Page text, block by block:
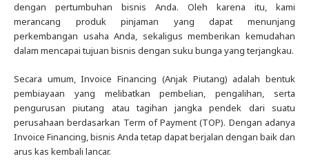
dengan pertumbuhan bisnis Anda. Oleh karena itu, kami
merancang produk pinjaman yang dapat menunjang
perkembangan usaha Anda, sekaligus memberikan kemudahan
dalam mencapai tujuan bisnis dengan suku bunga yang terjangkau.
Secara umum, Invoice Financing (Anjak Piutang) adalah bentuk
pembiayaan yang melibatkan pembelian, pengalihan, serta
pengurusan piutang atau tagihan jangka pendek dari suatu
perusahaan berdasarkan Term of Payment (TOP). Dengan adanya
Invoice Financing, bisnis Anda tetap dapat berjalan dengan baik dan
arus kas kembali lancar.